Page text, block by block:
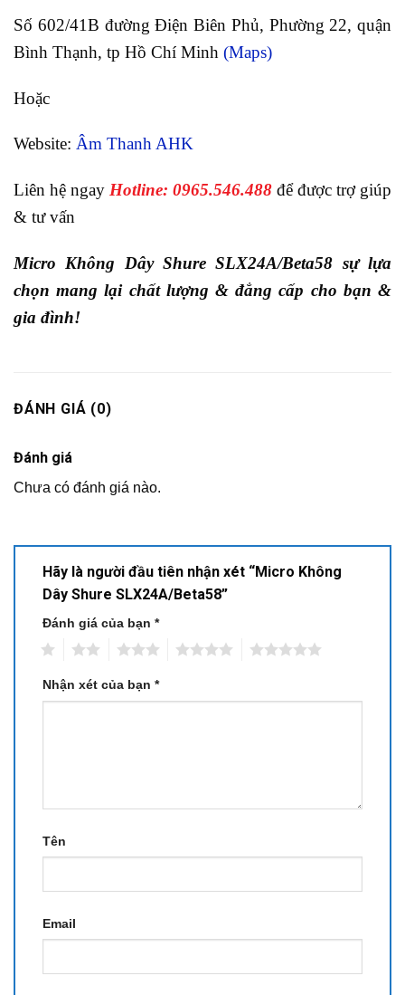
Số 602/41B đường Điện Biên Phủ, Phường 22, quận
Bình Thạnh, tp Hồ Chí Minh (Maps)
Hoặc
Website: Âm Thanh AHK
Liên hệ ngay Hotline: 0965.546.488 để được trợ giúp
& tư vấn
Micro Không Dây Shure SLX24A/Beta58 sự lựa
chọn mang lại chất lượng & đẳng cấp cho bạn &
gia đình!
ĐÁNH GIÁ (0)
Đánh giá
Chưa có đánh giá nào.
Hãy là người đầu tiên nhận xét “Micro Không
Dây Shure SLX24A/Beta58”
Đánh giá của bạn *
Nhận xét của bạn *
Tên
Email